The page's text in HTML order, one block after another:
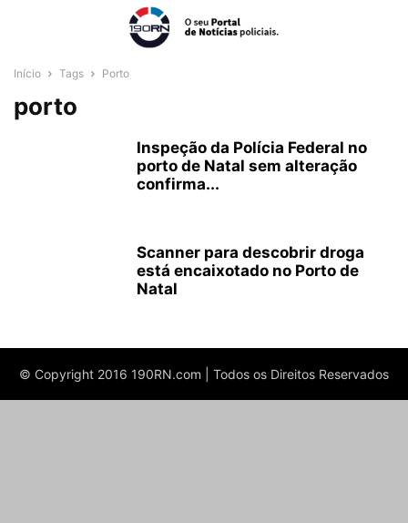
Início Tags Porto
porto
Inspeção da Polícia Federal no
porto de Natal sem alteração
confirma...
Scanner para descobrir droga
está encaixotado no Porto de
Natal
© Copyright 2016 190RN.com | Todos os Direitos Reservados